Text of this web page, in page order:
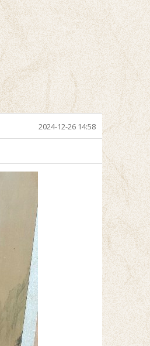
2024-12-26 14:58